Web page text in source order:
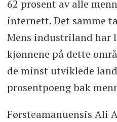
62 prosent av alle
internett. Det samme
Mens industriland har
kjønnene på dette
de minst utviklede
prosentpoeng bak
Førsteamanuensis Ali